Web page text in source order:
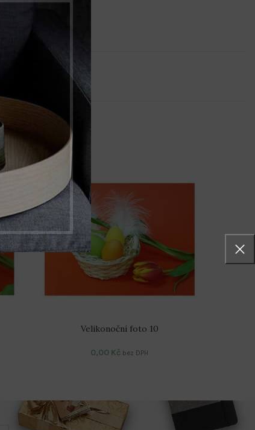
Kalendáře s potiskem
Kalendáře s firemním potiskem
Velikonoční foto 10
0,00 Kč bez DPH